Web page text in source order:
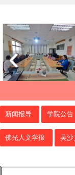
新闻报导 学院公告
佛光人文学报 吴沙